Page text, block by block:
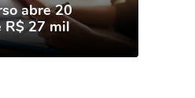
abre 20
R$ 27 mil